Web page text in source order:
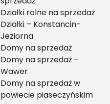
Działki rolne na sprzedaż
Działki – Konstancin-
Jeziorna
Domy na sprzedaż
Domy na sprzedaż –
Wawer
Domy na sprzedaż w
powiecie piaseczyńskim